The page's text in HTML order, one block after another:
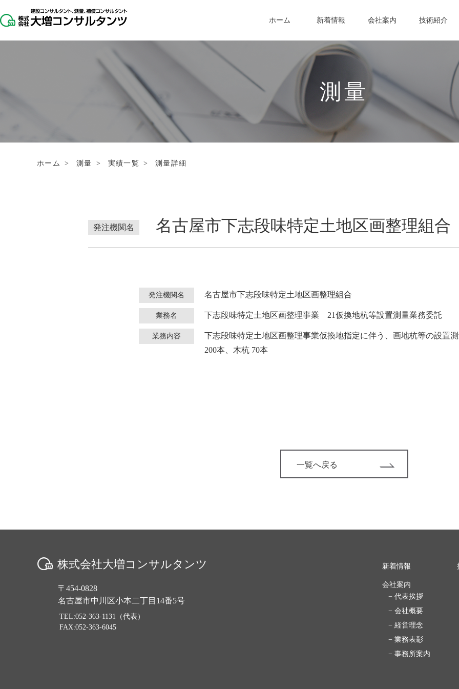
ホーム 新着情報 会社案内 技術紹介
測量
ホーム > 測量 > 実績一覧 > 測量詳細
発注機関名 名古屋市下志段味特定土地区画整理組合
発注機関名 名古屋市下志段味特定土地区画整理組合
業務名 下志段味特定土地区画整理事業 21仮換地杭等設置測量業務委託
業務内容
下志段味特定土地区画整理事業仮換地指定に伴う、画地杭等の設置
200本、木杭 70本
一覧へ戻る
株式会社大増コンサルタンツ
〒454-0828
名古屋市中川区小本二丁目14番5号
TEL:052-363-1131（代表）
FAX:052-363-6045
新着情報
会社案内
− 代表挨拶
− 会社概要
− 経営理念
− 業務表彰
− 事務所案内